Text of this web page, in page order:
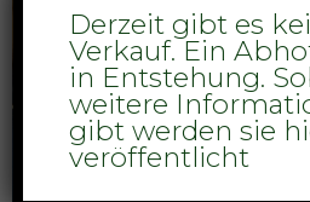
Derzeit gibt es
Verkauf. Ein
in Entstehung.
weitere
gibt werden sie
veröffentlicht